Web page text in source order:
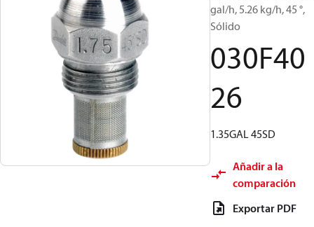
gal/h, 5.26 kg/h, 45 °,
Sólido
030F40
26
1.35GAL 45SD
Añadir a la
comparación
Exportar PDF